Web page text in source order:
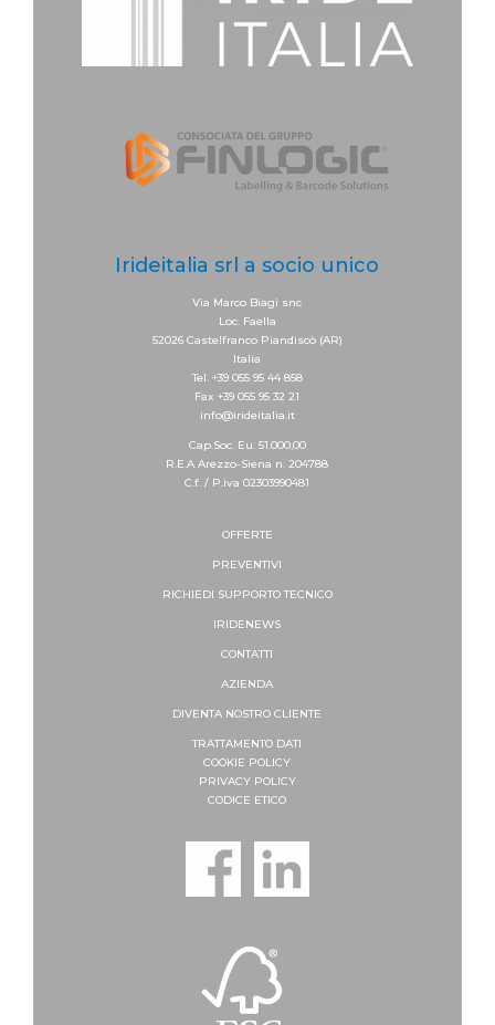
Irideitalia srl a socio unico
Via Marco Biagi snc
Loc. Faella
52026 Castelfranco Piandiscò (AR)
Italia
Tel. +39 055 95 44 858
Fax +39 055 95 32 21
info@irideitalia.it
Cap.Soc. Eu. 51.000,00
R.E.A Arezzo-Siena n. 204788
C.f. / P.iva 02303990481
OFFERTE
PREVENTIVI
RICHIEDI SUPPORTOTECNICO
IRIDENEWS
CONTATTI
AZIENDA
DIVENTA NOSTRO CLIENTE
TRATTAMENTO DATI
COOKIE POLICY
PRIVACY POLICY
CODICE ETICO